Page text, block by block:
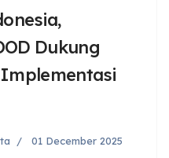
Dukung
01 December 2025